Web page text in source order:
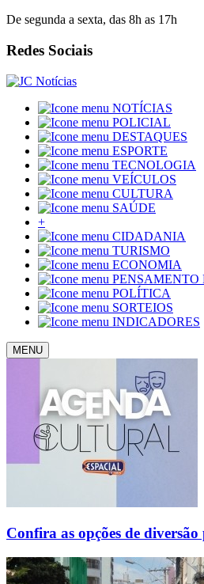
De segunda a sexta, das 8h as 17h
Redes Sociais
NOTÍCIAS
POLICIAL
DESTAQUES
ESPORTE
TECNOLOGIA
VEÍCULOS
CULTURA
SAÚDE
+
CIDADANIA
TURISMO
ECONOMIA
PENSAMENTO
POLÍTICA
SORTEIOS
INDICADORES
MENU
Confira as opções de